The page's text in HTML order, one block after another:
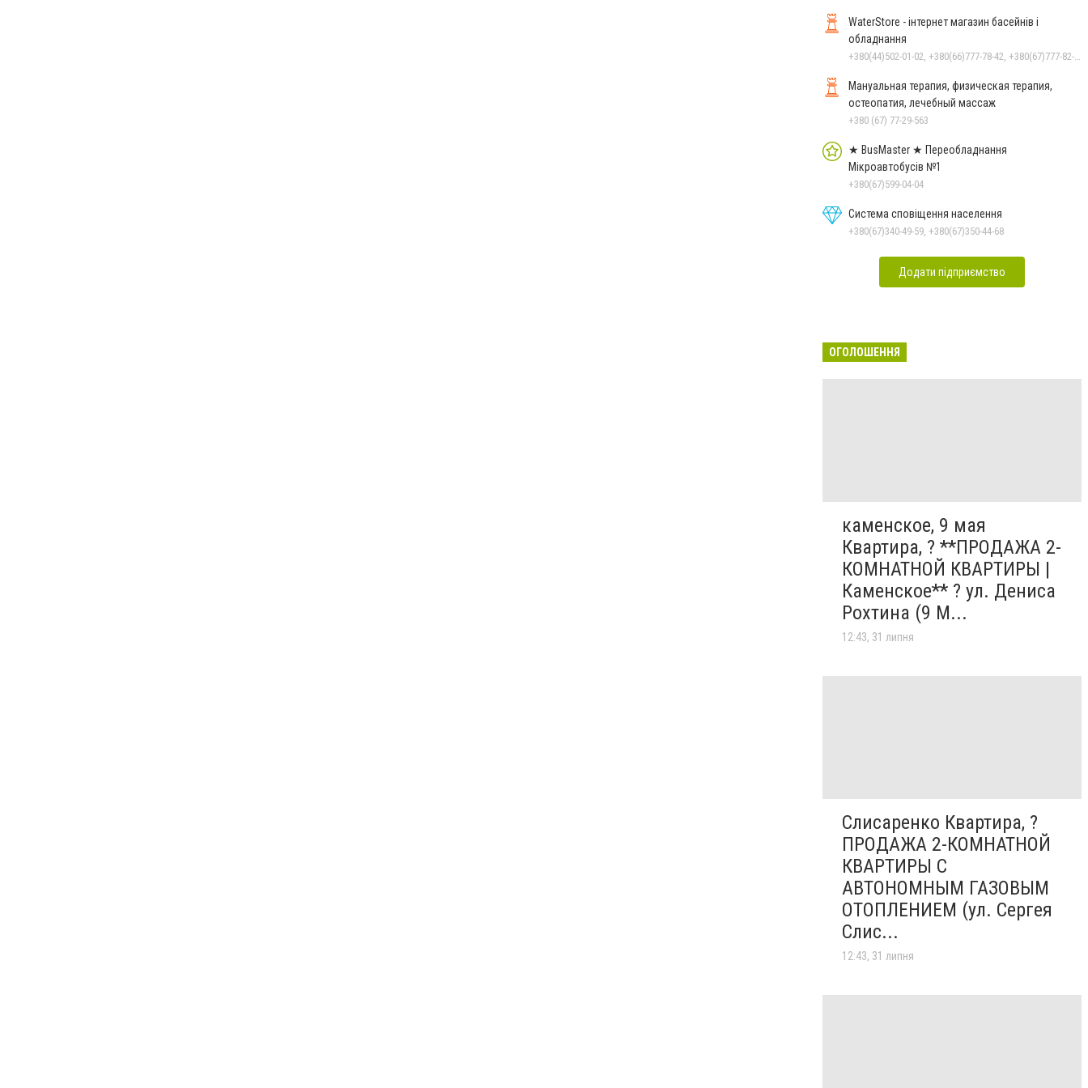
WaterStore - інтернет магазин басейнів і
обладнання
Мануальная терапия, физическая терапия,
остеопатия, лечебный массаж
+380 (67) 77-29-563
★ BusMaster ★ Переобладнання
Мікроавтобусів №1
+380(67)599-04-04
Система сповіщення населення
+380(67)340-49-59, +380(67)350-44-68
Додати підприємство
ОГОЛОШЕННЯ
каменское, 9 мая
Квартира, ? **ПРОДАЖА 2-
КОМНАТНОЙ КВАРТИРЫ |
Каменское** ? ул. Дениса
Рохтина (9 М...
12:43, 31 липня
Слисаренко Квартира, ?
ПРОДАЖА 2-КОМНАТНОЙ
КВАРТИРЫ С
АВТОНОМНЫМ ГАЗОВЫМ
ОТОПЛЕНИЕМ (ул. Сергея
Слис...
12:43, 31 липня